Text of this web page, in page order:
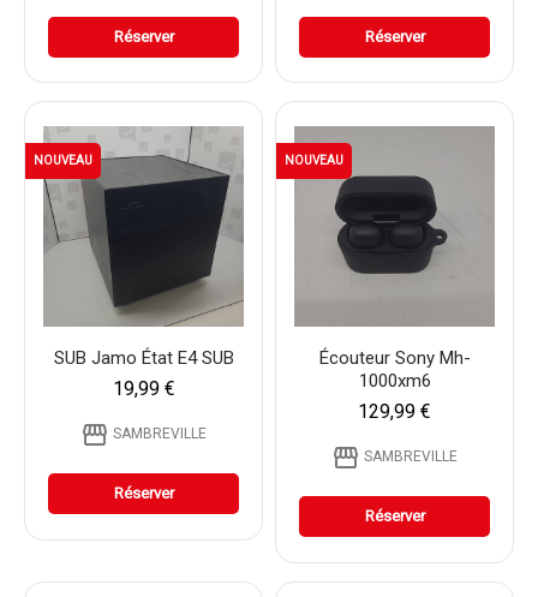
Réserver Réserver
SUB Jamo État E4 SUB
19,99 €
storefront SAMBREVILLE
Réserver
NOUVEAU
Écouteur Sony Mh-
1000xm6
129,99 €
storefront SAMBREVILLE
Réserver
NOUVEAU